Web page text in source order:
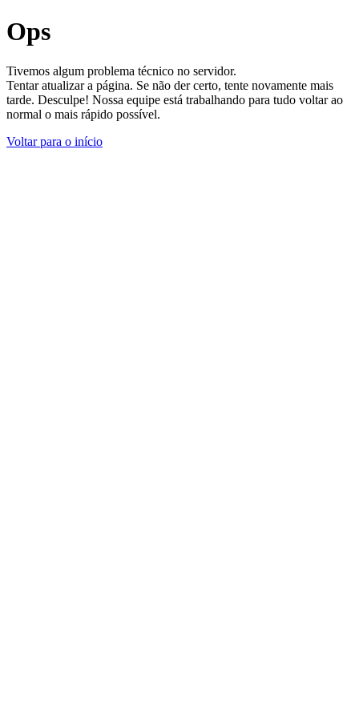
Ops
Tivemos algum problema técnico no servidor.
Tentar atualizar a página. Se não der certo, tente novamente mais
tarde. Desculpe! Nossa equipe está trabalhando para tudo voltar ao
normal o mais rápido possível.
Voltar para o início